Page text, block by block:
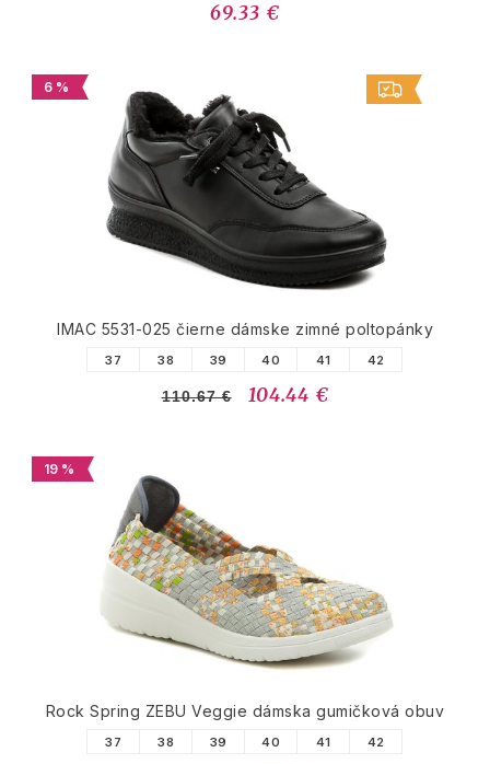
69.33 €
6 %
IMAC 5531-025 čierne dámske zimné poltopánky
37 38 39 40 41 42
110.67 € 104.44 €
19 %
Rock Spring ZEBU Veggie dámska gumičková obuv
37 38 39 40 41 42